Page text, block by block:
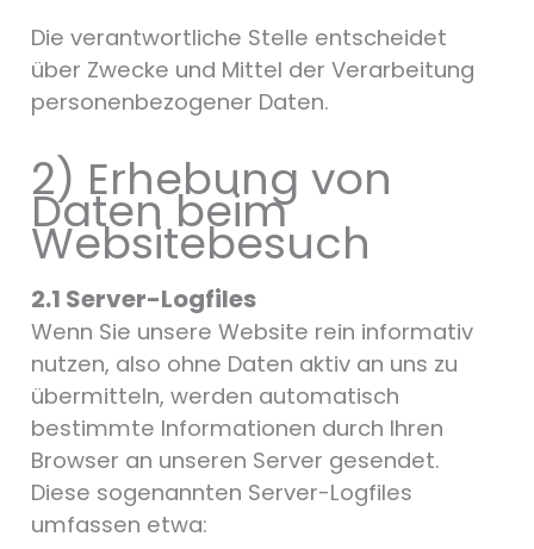
Die verantwortliche Stelle entscheidet
über Zwecke und Mittel der Verarbeitung
personenbezogener Daten.
2) Erhebung von
Daten beim
Websitebesuch
2.1 Server-Logfiles
Wenn Sie unsere Website rein informativ
nutzen, also ohne Daten aktiv an uns zu
übermitteln, werden automatisch
bestimmte Informationen durch Ihren
Browser an unseren Server gesendet.
Diese sogenannten Server-Logfiles
umfassen etwa: